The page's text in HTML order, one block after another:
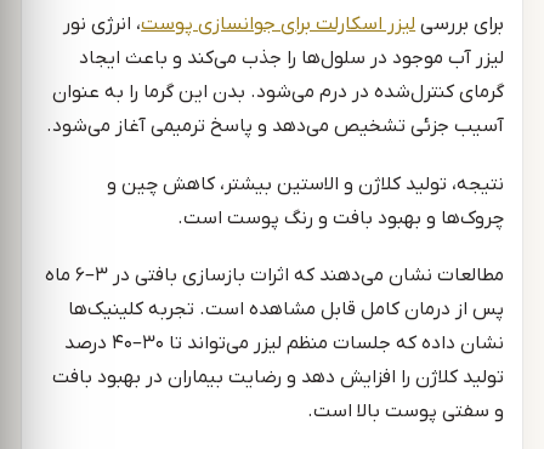
برای بررسی لیزر اسکارلت برای جوانسازی پوست، انرژی نور
لیزر آب موجود در سلول‌ها را جذب می‌کند و باعث ایجاد
گرمای کنترل‌شده در درم می‌شود. بدن این گرما را به عنوان
آسیب جزئی تشخیص می‌دهد و پاسخ ترمیمی آغاز می‌شود.
نتیجه، تولید کلاژن و الاستین بیشتر، کاهش چین و
چروک‌ها و بهبود بافت و رنگ پوست است.
مطالعات نشان می‌دهند که اثرات بازسازی بافتی در ۳–۶ ماه
پس از درمان کامل قابل مشاهده است. تجربه کلینیک‌ها
نشان داده که جلسات منظم لیزر می‌تواند تا ۳۰–۴۰ درصد
تولید کلاژن را افزایش دهد و رضایت بیماران در بهبود بافت
و سفتی پوست بالا است.